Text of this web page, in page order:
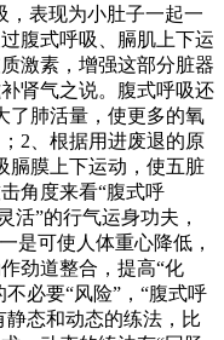
，表现为小肚子一起一
腹式呼吸、膈肌上下运
激素，增强这部分脏器
肾气之说。腹式呼吸还
了肺活量，使更多的氧
2、根据用进废退的原
膈膜上下运动，使五脏
角度来看“腹式呼
活”的行气运身功夫，
是可使人体重心降低，
劲道整合，提高“化
必要“风险”，“腹式呼
静态和动态的练法，比